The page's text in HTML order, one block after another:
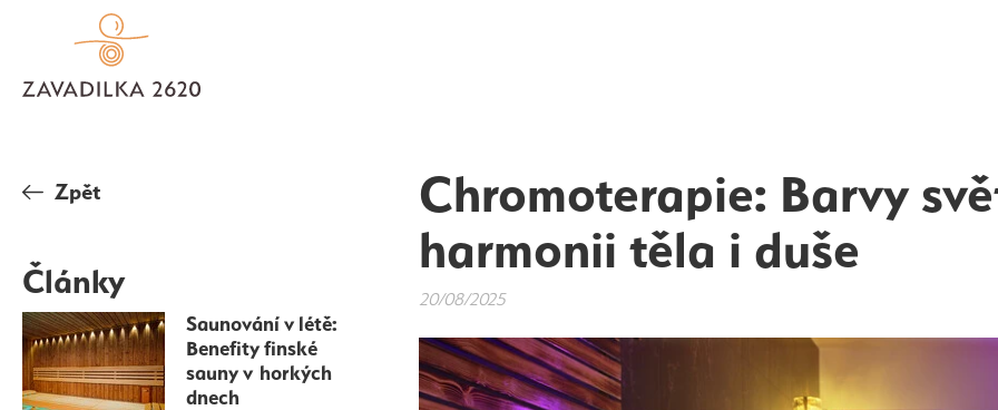
Zpět
Články
Saunování v létě:
Benefity finské
sauny v horkých
dnech
Chromoterapie: Barvy
harmonii těla i duše
20/08/2025